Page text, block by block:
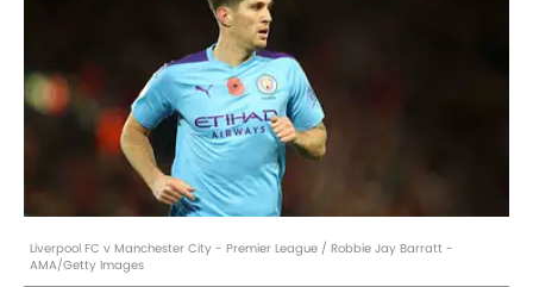
Liverpool FC v Manchester City - Premier League / Robbie Jay Barratt -
AMA/Getty Images